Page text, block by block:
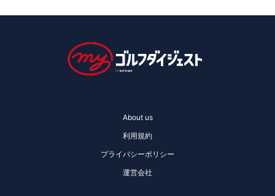
About us
利用規約
プライバシーポリシー
運営会社